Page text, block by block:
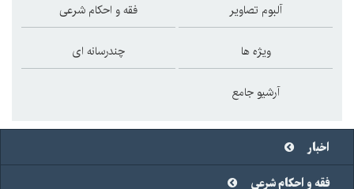
آلبوم تصاویر فقه و احکام شرعی
ویژه ها چندرسانه ای
آرشیو جامع
اخبار
فقه و احکام شرعی